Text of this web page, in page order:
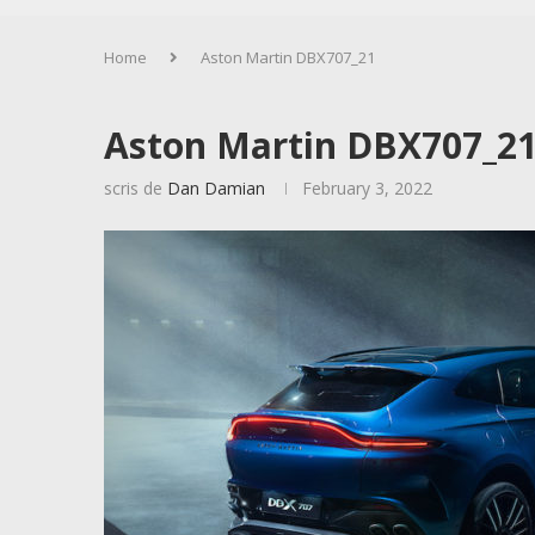
Home Aston Martin DBX707_21
Aston Martin
scris de Dan Damian February 3, 2022